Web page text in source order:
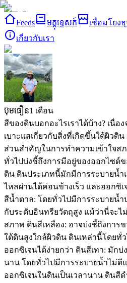
Feeds មគ្គុទ្ទេសក៍ เชื่อมโยง
เกี่ยวกับเรา
ប៊ុមធឿន1 เดือน
สีของดินบอกอะไรเราได้บ้าง? เนื่อ
เบาะแสเกี่ยวกับสิ่งที่เกิดขึ้นใต้ผิวดิ
ส่วนสำคัญในการทำความเข้าใจส
ทั่วไปบ่งชี้ถึงการมีอยู่ของออกไซด์
ดิน ดินประเภทนี้มักมีการระบายน้ำ
ไหลผ่านได้ค่อนข้างเร็ว และออกซิ
สีน้ำตาล: โดยทั่วไปมีการระบายน้ำ
กับระดับอินทรียวัตถุสูง แม้ว่านี่จะไ
สภาพ ดินสีเหลือง: อาจบ่งชี้ถึงการ
ใต้ดินสูงใกล้ผิวดิน ดินเหล่านี้โดยทั่
ออกซิเจนได้ง่ายกว่า ดินสีเทา: มักบ่
นาน โดยทั่วไปมีการระบายน้ำไม่ดี
ออกซิเจนในดินเป็นเวลานาน ดินสี